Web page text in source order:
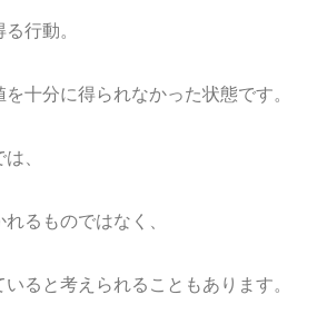
行動。
十分に得られなかった状態です。
、
るものではなく、
ると考えられることもあります。